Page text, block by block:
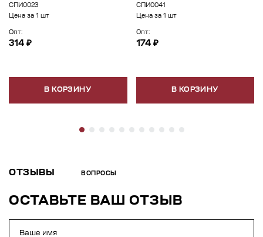
СПИ0023
Цена за 1 шт
Опт:
314 ₽
В КОРЗИНУ
СПИ0041
Цена за 1 шт
Опт:
174 ₽
В КОРЗИНУ
ОТЗЫВЫ ВОПРОСЫ
ОСТАВЬТЕ ВАШ ОТЗЫВ